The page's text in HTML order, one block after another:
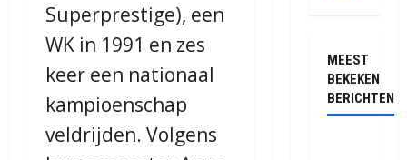
Superprestige), een
WK in 1991 en zes
keer een nationaal
kampioenschap
veldrijden. Volgens
MEEST
BEKEKEN
BERICHTEN